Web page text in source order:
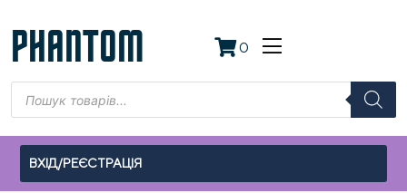
to
content
PHANTOM 0
Пошук
товарів
ВХІД/РЕЄСТРАЦІЯ